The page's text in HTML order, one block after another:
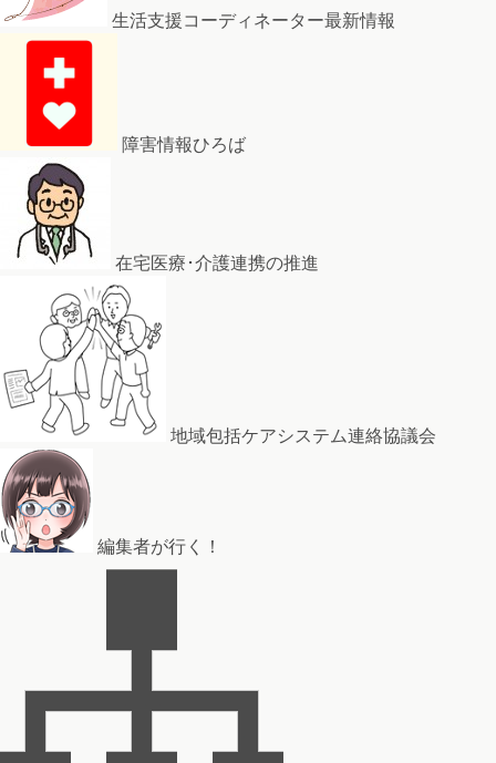
生活支援コーディネーター最新情報
障害情報ひろば
在宅医療･介護連携の推進
地域包括ケアシステム連絡協議会
編集者が行く！